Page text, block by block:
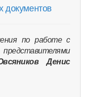
по работе с
Денис